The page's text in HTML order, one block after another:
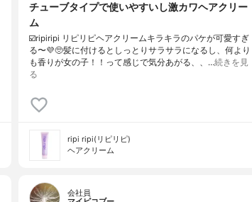
チューブタイプで使いやすいし激カワヘアクリー
ム
☑️ripiripi リピリピヘアクリームキラキラのパケが可愛すぎ
る〜💜🥺髪に付けるとしっとりサラサラになるし、何より
も香りが女の子！！って感じで気分あがる、、…続きを見
る
ripi ripi(リピリピ)
ヘアクリーム
会社員